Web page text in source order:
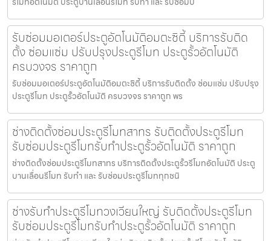
รับซ่อมมอเตอร์ประตูอัตโนมัติอมตะซิตี้ บริการรับติด
ตั้ง ซ่อมแซ่ม ปรับปรุงประตูรีโมท ประตูรั้วอัตโนมัติ
ครบวงจร ราคาถูก
รับซ่อมมอเตอร์ประตูอัตโนมัติอมตะซิตี้ บริการรับติดตั้ง ซ่อมแซ่ม ปรับปรุง
ประตูรีโมท ประตูรั้วอัตโนมัติ ครบวงจร ราคาถูก พร
ช่างติดตั้งซ่อมประตูรีโมทสาทร รับติดตั้งประตูรีโมท
รับซ่อมประตูรีโมทรับทำประตูรั้วอัตโนมัติ ราคาถูก
ช่างติดตั้งซ่อมประตูรีโมทสาทร บริการติดตั้งประตูรั้วรีโมทอัตโนมัติ ประตู
บานเลื่อนรีโมท รับทำ และ รับซ่อมประตูรีโมททุกชนิ
ช่างรับทำประตูรีโมทวงเวียนใหญ่ รับติดตั้งประตูรีโมท
รับซ่อมประตูรีโมทรับทำประตูรั้วอัตโนมัติ ราคาถูก